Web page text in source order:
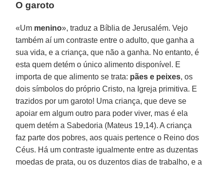
O garoto
«Um menino», traduz a Bíblia de Jerusalém. Vejo
também aí um contraste entre o adulto, que ganha a
sua vida, e a criança, que não a ganha. No entanto, é
esta quem detém o único alimento disponível. E
importa de que alimento se trata: pães e peixes, os
dois símbolos do próprio Cristo, na Igreja primitiva. E
trazidos por um garoto! Uma criança, que deve se
apoiar em algum outro para poder viver, mas é ela
quem detém a Sabedoria (Mateus 19,14). A criança
faz parte dos pobres, aos quais pertence o Reino dos
Céus. Há um contraste igualmente entre as duzentas
moedas de prata, ou os duzentos dias de trabalho, e a